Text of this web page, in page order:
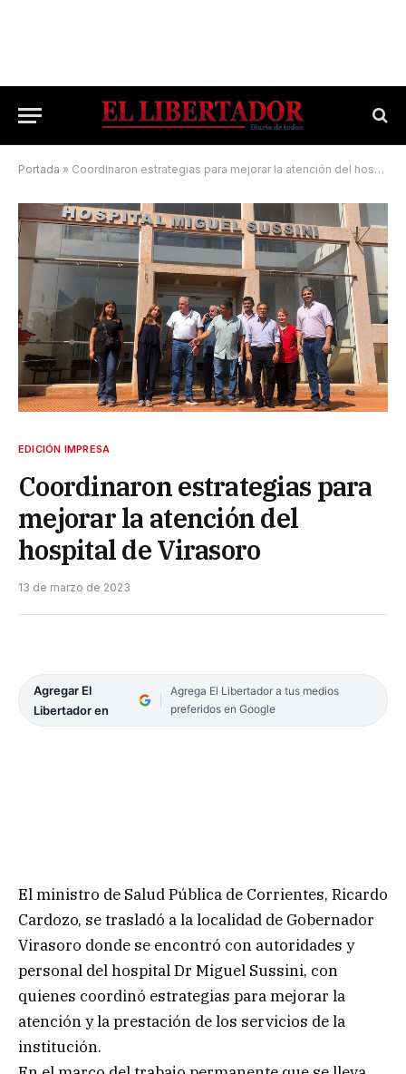
Portada » Coordinaron estrategias para mejorar la atención del hospital de Virasoro
EDICIÓN IMPRESA
Coordinaron estrategias para
mejorar la atención del
hospital de Virasoro
13 de marzo de 2023
Agregar El
Libertador en
Agrega El Libertador a tus medios
preferidos en Google
El ministro de Salud Pública de Corrientes, Ricardo
Cardozo, se trasladó a la localidad de Gobernador
Virasoro donde se encontró con autoridades y
personal del hospital Dr Miguel Sussini, con
quienes coordinó estrategias para mejorar la
atención y la prestación de los servicios de la
institución.